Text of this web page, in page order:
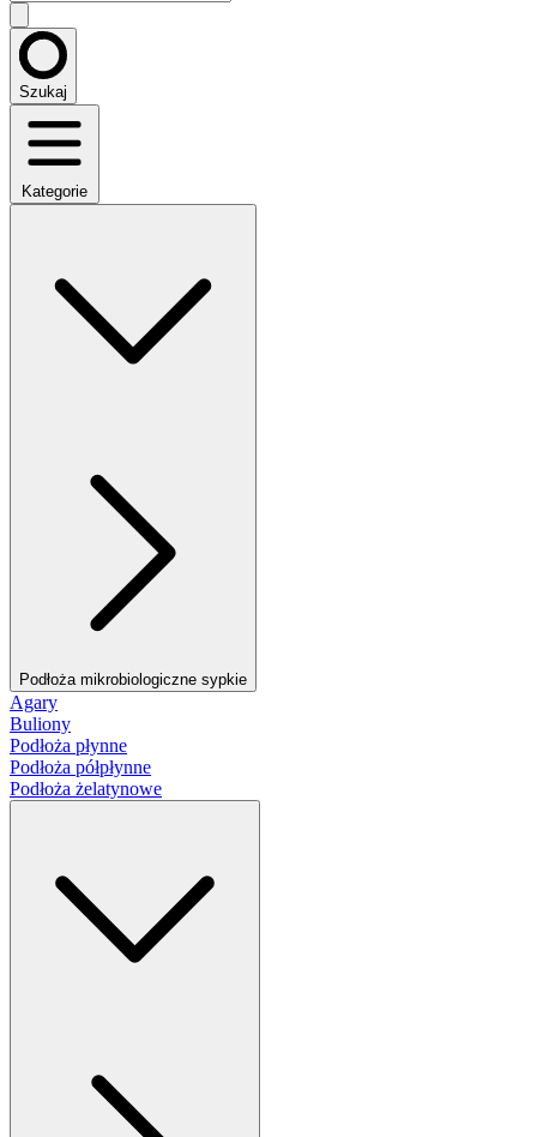
Szukaj
Kategorie
Podłoża mikrobiologiczne sypkie
Agary
Buliony
Podłoża płynne
Podłoża półpłynne
Podłoża żelatynowe